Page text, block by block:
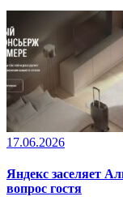
17.06.2026
Яндекс заселяет
вопрос гостя